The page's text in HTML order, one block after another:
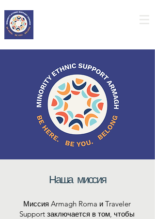
Наша миссия
Миссия Armagh Roma и Traveler
Support заключается в том, чтобы